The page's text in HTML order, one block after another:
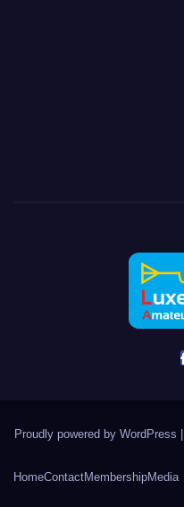
Proudly powered by WordPress
HomeContactMembershipMedia